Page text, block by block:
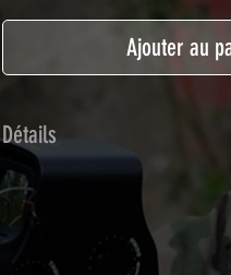
Ajouter au
Détails
Adhésif de type polymère
plastification protègeant des
Utilisé initialement pour le
les adhésifs AirsoftSkinZone